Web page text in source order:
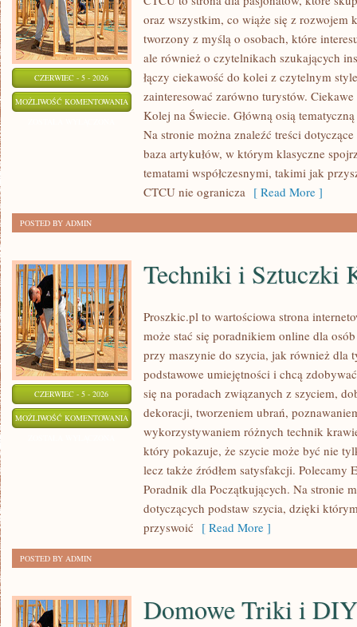
CZERWIEC - 5 - 2026
MOŻLIWOŚĆ KOMENTOWANIA POCIĄGI
TOWAROWE
oraz wszystkim, co wiąże się z rozwojem
tworzony z myślą o osobach, które
ale również o czytelnikach szukających
łączy ciekawość do kolei z czytelnym
zainteresować zarówno turystów.
Kolej na Świecie. Główną osią
Na stronie można znaleźć treści
baza artykułów, w którym klasyczne
tematami współczesnymi, takimi jak
CTCU nie ogranicza [ Read More ]
POSTED BY ADMIN
CZERWIEC - 5 - 2026
MOŻLIWOŚĆ KOMENTOWANIA TECHNIKI
SZTUCZKI
KRAWIECKIE
Techniki i Sztuczki
Proszkic.pl to wartościowa strona
może stać się poradnikiem online dla
przy maszynie do szycia, jak również dla
podstawowe umiejętności i chcą
się na poradach związanych z szyciem,
dekoracji, tworzeniem ubrań,
wykorzystywaniem różnych technik
który pokazuje, że szycie może być nie
lecz także źródłem satysfakcji. Polecamy
Poradnik dla Początkujących. Na stronie
dotyczących podstaw szycia, dzięki
przyswoić [ Read More ]
POSTED BY ADMIN
Domowe Triki i DIY